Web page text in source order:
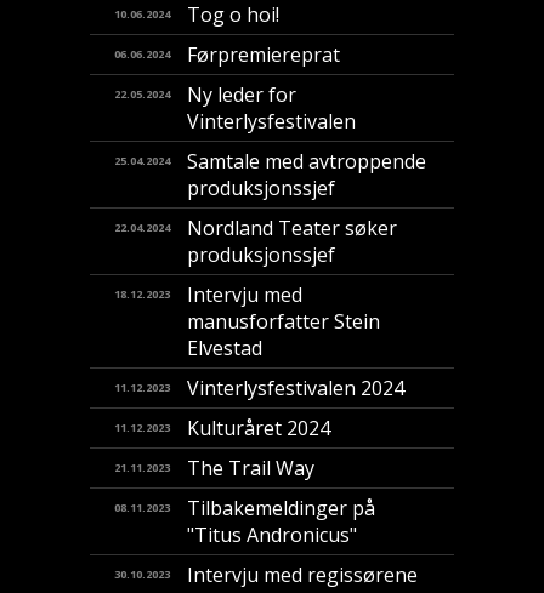
10.06.2024 Tog o hoi!
06.06.2024 Førpremiereprat
22.05.2024
Ny leder for
Vinterlysfestivalen
25.04.2024
Samtale med avtroppende
produksjonssjef
22.04.2024
Nordland Teater søker
produksjonssjef
18.12.2023
Intervju med
manusforfatter Stein
Elvestad
11.12.2023 Vinterlysfestivalen 2024
11.12.2023 Kulturåret 2024
21.11.2023 The Trail Way
08.11.2023
Tilbakemeldinger på
"Titus Andronicus"
30.10.2023 Intervju med regissørene